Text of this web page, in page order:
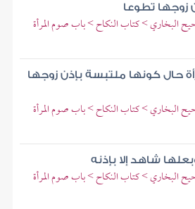
زوجها تطوعا
البخاري > كتاب النكاح > باب صوم المرأة
حال كونها ملتبسة بإذن زوجها
البخاري > كتاب النكاح > باب صوم المرأة
شاهد إلا بإذنه
البخاري > كتاب النكاح > باب صوم المرأة